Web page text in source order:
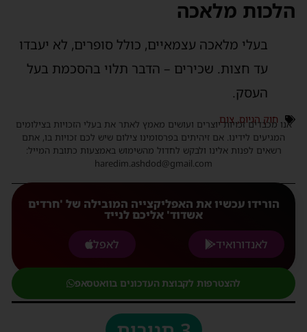
הלכות מלאכה
בעלי מלאכה עצמאיים, כולל סופרים, לא יעבדו
עד חצות. שכירים – הדבר תלוי בהסכמת בעל
העסק.
חוק הגיוס,צום
אנו מכבדים זכויות יוצרים ועושים מאמץ לאתר את בעלי הזכויות בצילומים
המגיעים לידינו. אם זיהיתים בפרסומינו צילום שיש לכם זכויות בו, אתם
רשאים לפנות אלינו ולבקש לחדול מהשימוש באמצעות כתובת המייל:
haredim.ashdod@gmail.com
הורידו עכשיו את האפליקצייה המובילה של 'חרדים
אשדוד' אליכם לנייד
לאנדורואיד
לאפל
להצטרפות לקבוצת העדכונים בוואטסאפ